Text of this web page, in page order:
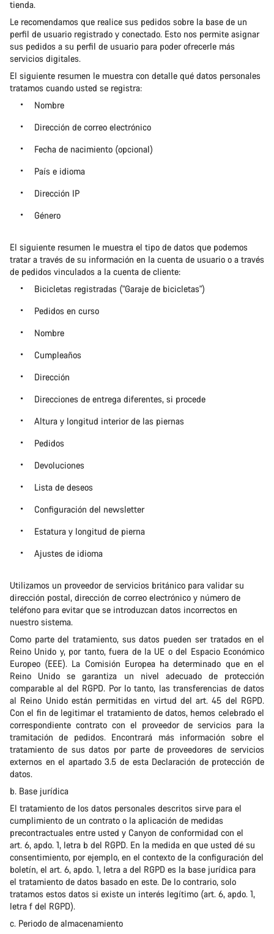
tienda.
Le recomendamos que realice sus pedidos sobre la base de un
perfil de usuario registrado y conectado. Esto nos permite asignar
sus pedidos a su perfil de usuario para poder ofrecerle más
servicios digitales.
El siguiente resumen le muestra con detalle qué datos personales
tratamos cuando usted se registra:
Nombre
Dirección de correo electrónico
Fecha de nacimiento (opcional)
País e idioma
Dirección IP
Género
El siguiente resumen le muestra el tipo de datos que podemos
tratar a través de su información en la cuenta de usuario o a través
de pedidos vinculados a la cuenta de cliente:
Bicicletas registradas ("Garaje de bicicletas")
Pedidos en curso
Nombre
Cumpleaños
Dirección
Direcciones de entrega diferentes, si procede
Altura y longitud interior de las piernas
Pedidos
Devoluciones
Lista de deseos
Configuración del newsletter
Estatura y longitud de pierna
Ajustes de idioma
Utilizamos un proveedor de servicios británico para validar su
dirección postal, dirección de correo electrónico y número de
teléfono para evitar que se introduzcan datos incorrectos en
nuestro sistema.
Como parte del tratamiento, sus datos pueden ser tratados en el
Reino Unido y, por tanto, fuera de la UE o del Espacio Económico
Europeo (EEE). La Comisión Europea ha determinado que en el
Reino Unido se garantiza un nivel adecuado de protección
comparable al del RGPD. Por lo tanto, las transferencias de datos
al Reino Unido están permitidas en virtud del art. 45 del RGPD.
Con el fin de legitimar el tratamiento de datos, hemos celebrado el
correspondiente contrato con el proveedor de servicios para la
tramitación de pedidos. Encontrará más información sobre el
tratamiento de sus datos por parte de proveedores de servicios
externos en el apartado 3.5 de esta Declaración de protección de
datos.
b. Base jurídica
El tratamiento de los datos personales descritos sirve para el
cumplimiento de un contrato o la aplicación de medidas
precontractuales entre usted y Canyon de conformidad con el
art. 6, apdo. 1, letra b del RGPD. En la medida en que usted dé su
consentimiento, por ejemplo, en el contexto de la configuración del
boletín, el art. 6, apdo. 1, letra a del RGPD es la base jurídica para
el tratamiento de datos basado en este. De lo contrario, solo
tratamos estos datos si existe un interés legítimo (art. 6, apdo. 1,
letra f del RGPD).
c. Periodo de almacenamiento